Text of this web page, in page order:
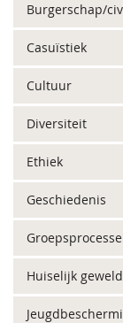
Burgerschap/
Casuïstiek
Cultuur
Diversiteit
Ethiek
Geschiedenis
Huiselijk geweld